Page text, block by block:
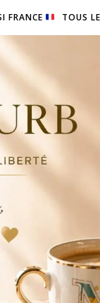
FRANCE TOUS